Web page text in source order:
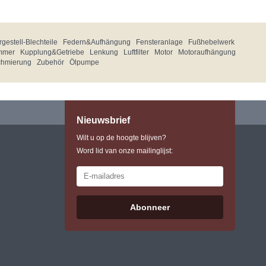
Blechteile Federn&Aufhängung Fensteranlage
Fußhebelwerk
Kupplung&Getriebe Lenkung Luftfilter Motor
Motoraufhängung
Zubehör Ölpumpe
Nieuwsbrief
Wilt u op de hoogte blijven?
Word lid van onze mailinglijst:
Abonneer